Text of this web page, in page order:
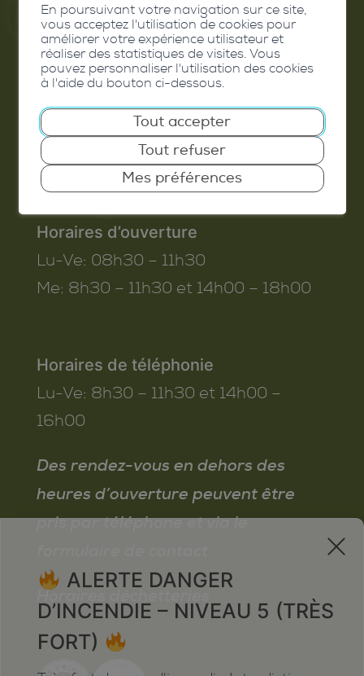
Commune de Conthey
Route de Savoie 54
T. 027 345 45 45
info@conthey.ch
Horaires d’ouverture
Lu-Ve: 08h30 – 11h30
Me: 8h30 – 11h30 et 14h00 – 18h00
Horaires de téléphonie
Lu-Ve: 8h30 – 11h30 et 14h00 –
16h00
Des rendez-vous en dehors des
heures d’ouverture peuvent être
pris par téléphone et via le
Horaires déchetteries
x
ALERTE DANGER
D’INCENDIE – NIVEAU 5 (TRÈS
FORT)
En poursuivant votre navigation sur ce site,
vous acceptez l'utilisation de cookies pour
améliorer votre expérience utilisateur et
réaliser des statistiques de visites. Vous
pouvez personnaliser l'utilisation des cookies
à l'aide du bouton ci-dessous.
Tout accepter
Tout refuser
Mes préférences